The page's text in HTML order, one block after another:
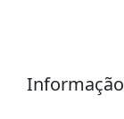
Informação